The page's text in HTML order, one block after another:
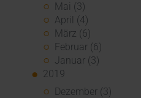
Mai (3)
April (4)
März (6)
Februar (6)
Januar (3)
2019
Dezember (3)